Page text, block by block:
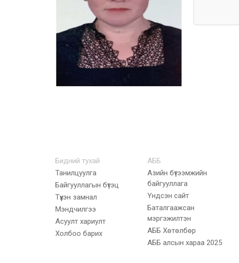
Бидний тухай
Танилцуулга
Байгууллагын бүтэц
Түүхэн замнал
Мэндчилгээ
Асуулт хариулт
Холбоо барих
АББ
Азийн бүтээмжийн
байгууллага
Үндсэн сайт
Баталгаажсан
мэргэжилтэн
АББ Хөтөлбөр
AББ алсын хараа 2025